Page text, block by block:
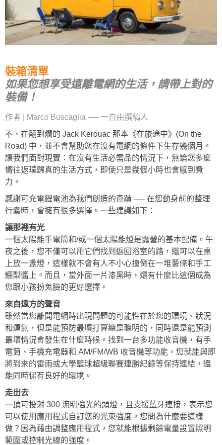
裝箱清單
如果您想享受遠離電網的生活，請帶上對的
裝備！
作者 | Marco Buscaglia ── 一自由撰稿人
不，在翻到爛的 Jack Kerouac 那本《在旅途中》(On the
Road) 中，並不會幫助您在沒有電網的條件下生存幾個月。
讓我們面對現實：在沒有生活必需品的情況下，無論您多麼
嚮往返璞歸真的生活方式，即使只是幾個小時也會感到費
力。
感謝可充電鋰電池為我們創造的奇蹟 ── 在您動身前的整理
行囊時，會擁有很多選擇。一些建議如下：
讓那裡有光
一個太陽能手電筒和/或一個太陽能燈是露營的基本配備。午
夜之後，您不僅可以用它們找到返回浴室的路，還可以在桌
上放一盞燈，這樣就不會有人不小心撞倒在一堆薯條和手工
鱷梨醬上。而且，當外面一片漆黑時，還有什麼比這個成為
您跟小孩扮鬼臉的更好選擇。
來自遠方的聲音
雖然當您離開電網時出現問題的可能性在於您的環境、狀況
和運氣，但是能預防最壞打算總是聰明的，同時還是能預測
最壞情況會發生在什麼時候。找到一台多功能收音機，有手
電筒、手機充電器和 AM/FM/WB 收音機等功能，您就能與即
將到來的雷雨或大學籃球超級聯賽連勝紀錄等保持連結，還
能同時保有良好的環境。
走出去
一頂可投射 300 流明強光的頭燈，且支援藍牙連接，表示您
可以使用應用程式自訂您的光束強度。您問為什麼要這樣
做？因為藉由調整應用程式，您就能根據剩餘電量設置照明
範圍或控制光線的強度。